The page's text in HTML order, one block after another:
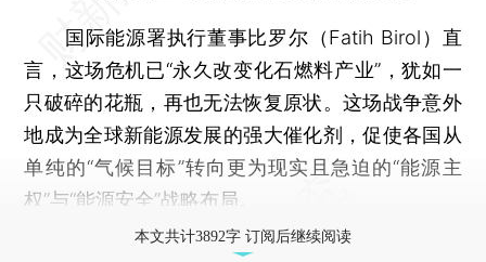
国际能源署执行董事比罗尔（Fatih Birol）直
言，这场危机已“永久改变化石燃料产业”，犹如一
只破碎的花瓶，再也无法恢复原状。这场战争意外
地成为全球新能源发展的强大催化剂，促使各国从
单纯的“气候目标”转向更为现实且急迫的“能源主
权”与“能源安全”战略布局。
本文共计3892字 订阅后继续阅读